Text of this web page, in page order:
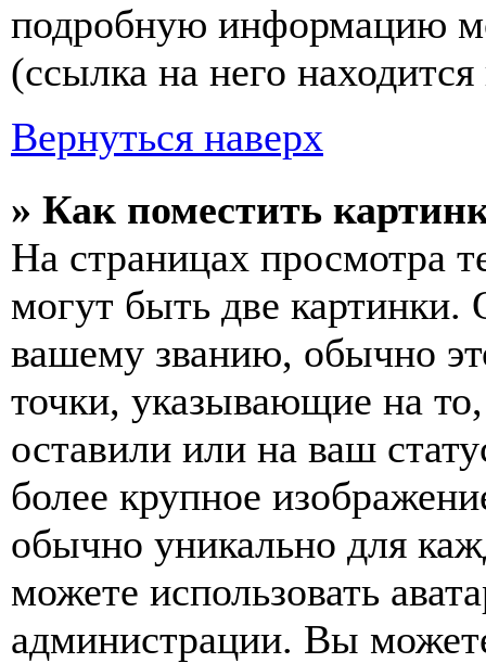
подробную информацию
(ссылка на него
Вернуться наверх
» Как поместить
На страницах просмотра
могут быть две картинки.
вашему званию, обычно
точки, указывающие на
оставили или на ваш
более крупное
обычно уникально для
можете использовать
администрации. Вы